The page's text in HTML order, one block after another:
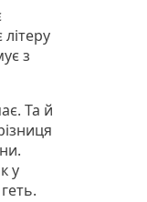
з
Та й
у